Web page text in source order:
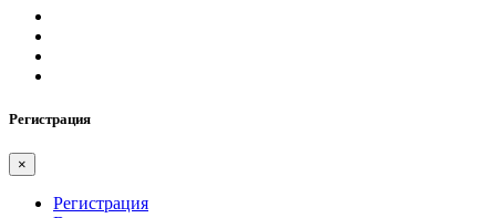
Регистрация
×
Регистрация